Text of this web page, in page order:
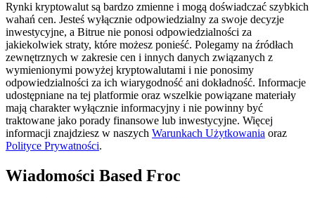
Strategie handlowe
Dowiedz się, jak zachować rentowność
Rynki kryptowalut są bardzo zmienne i mogą doświadczać szybkich
wahań cen. Jesteś wyłącznie odpowiedzialny za swoje decyzje
inwestycyjne, a Bitrue nie ponosi odpowiedzialności za
jakiekolwiek straty, które możesz ponieść. Polegamy na źródłach
zewnętrznych w zakresie cen i innych danych związanych z
wymienionymi powyżej kryptowalutami i nie ponosimy
odpowiedzialności za ich wiarygodność ani dokładność. Informacje
udostępniane na tej platformie oraz wszelkie powiązane materiały
mają charakter wyłącznie informacyjny i nie powinny być
traktowane jako porady finansowe lub inwestycyjne. Więcej
informacji znajdziesz w naszych Warunkach Użytkowania oraz
Polityce Prywatności.
Wiadomości Based Froc